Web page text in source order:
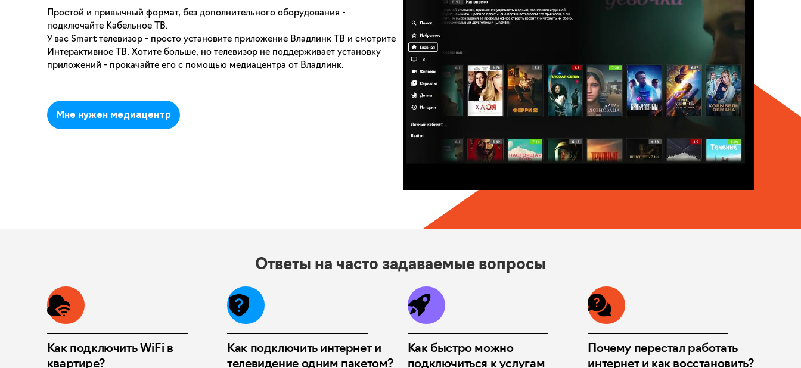
Простой и привычный формат, без дополнительного оборудования -
подключайте Кабельное ТВ.
У вас Smart телевизор - просто установите приложение Владлинк ТВ и смотрите
Интерактивное ТВ. Хотите больше, но телевизор не поддерживает установку
приложений - прокачайте его с помощью медиацентра от Владлинк.
Мне нужен медиацентр
Ответы на часто задаваемые вопросы
Как подключить WiFi в
квартире?
Как подключить интернет и
телевидение одним пакетом?
Как быстро можно
подключиться к услугам
Почему перестал работать
интернет и как восстановить?